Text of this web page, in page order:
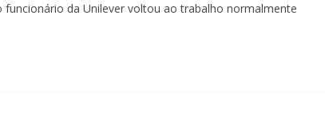
da Unilever voltou ao trabalho normalmente